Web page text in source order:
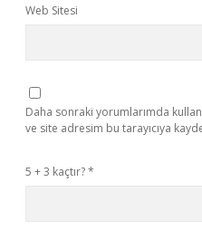
Web Sitesi
Daha sonraki yorumlarımda
ve site adresim bu tarayıcıya
5 + 3 kaçtır?*